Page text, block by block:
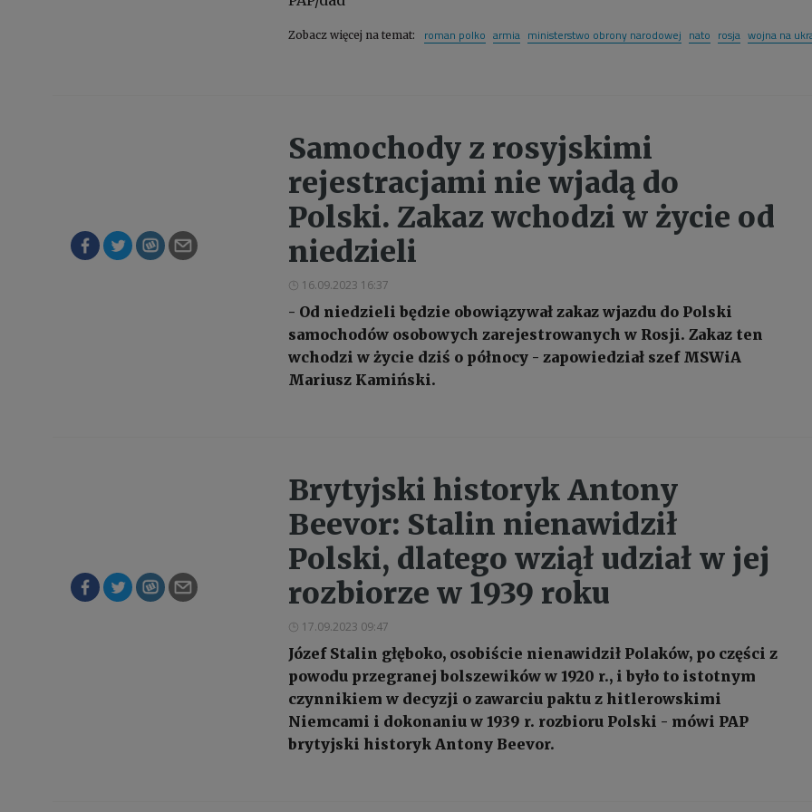
Zobacz więcej na temat: roman polko armia ministerstwo obrony narodowej nato rosja wojna na
Samochody z rosyjskimi
rejestracjami nie wjadą do
Polski. Zakaz wchodzi w życie od
niedzieli
16.09.2023 16:37
- Od niedzieli będzie obowiązywał zakaz wjazdu do Polski
samochodów osobowych zarejestrowanych w Rosji. Zakaz ten
wchodzi w życie dziś o północy - zapowiedział szef MSWiA
Mariusz Kamiński.
Brytyjski historyk Antony
Beevor: Stalin nienawidził
Polski, dlatego wziął udział w jej
rozbiorze w 1939 roku
17.09.2023 09:47
Józef Stalin głęboko, osobiście nienawidził Polaków, po części z
powodu przegranej bolszewików w 1920 r., i było to istotnym
czynnikiem w decyzji o zawarciu paktu z hitlerowskimi
Niemcami i dokonaniu w 1939 r. rozbioru Polski - mówi PAP
brytyjski historyk Antony Beevor.